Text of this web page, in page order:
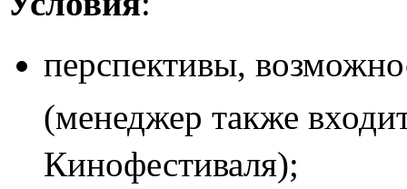
перспективы,
(менеджер также
Кинофестиваля);